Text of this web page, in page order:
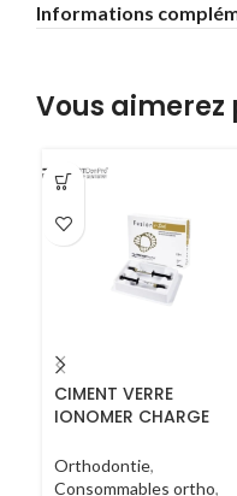
Informations
Vous
CIMENT VERRE
IONOMER CHARGE
2x3G
Orthodontie,
Consommables ortho,